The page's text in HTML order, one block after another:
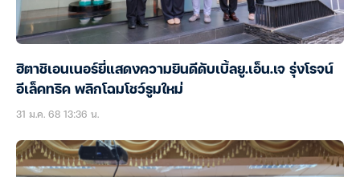
ฮิตาชิเอนเนอร์ยี่แสดงความยินดีดับเบิ้ลยู.เอ็น.เจ รุ่งโรจน์
อีเล็คทริค พลิกโฉมโชว์รูมใหม่
31 ม.ค. 68 13:36 น.